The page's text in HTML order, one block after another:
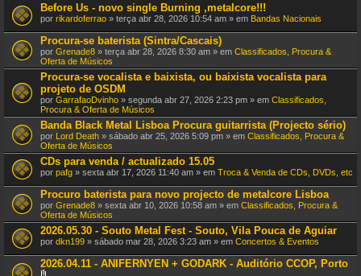
Before Us - novo single Burning ,metalcore!!!
por rikardoferrao » terça abr 28, 2026 10:54 am » em Bandas Nacionais
Procura-se baterista (Sintra/Cascais)
por Grenade8 » terça abr 28, 2026 8:30 am » em Classificados, Procura &
Oferta de Músicos
Procura-se vocalista e baixista, ou baixista vocalista para
projeto de OSDM
por GarrafaoDvinho » segunda abr 27, 2026 2:23 pm » em Classificados,
Procura & Oferta de Músicos
Banda Black Metal Lisboa Procura guitarrista (Projecto sério)
por Lord Death » sábado abr 25, 2026 5:09 pm » em Classificados, Procura &
Oferta de Músicos
CDs para venda / actualizado 15.05
por pafg » sexta abr 17, 2026 11:40 am » em Troca & Venda de CDs, DVDs, etc
Procuro baterista para novo projecto de metalcore Lisboa
por Grenade8 » sexta abr 10, 2026 10:58 am » em Classificados, Procura &
Oferta de Músicos
2026.05.30 - Souto Metal Fest - Souto, Vila Pouca de Aguiar
por dkn199 » sábado mar 28, 2026 3:23 am » em Concertos & Eventos
2026.04.11 - ANIFERNYEN + GODARK - Auditório CCOP, Porto